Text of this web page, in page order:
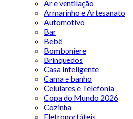
Ar e ventilação
Armarinho e Artesanato
Automotivo
Bar
Bebê
Bomboniere
Brinquedos
Casa Inteligente
Cama e banho
Celulares e Telefonia
Copa do Mundo 2026
Cozinha
Eletroportáteis